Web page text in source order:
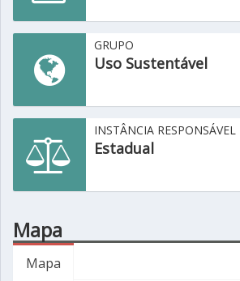
GRUPO
Uso Sustentável
INSTÂNCIA RESPONSÁVEL
Estadual
Mapa
Mapa